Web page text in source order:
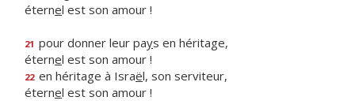
éternel est son amour !
21 pour donner leur pays en héritage,
éternel est son amour !
22 en héritage à Israël, son serviteur,
éternel est son amour !